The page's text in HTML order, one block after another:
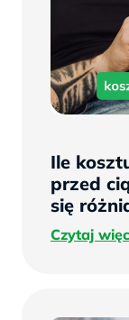
Ile
przed
się
Czytaj